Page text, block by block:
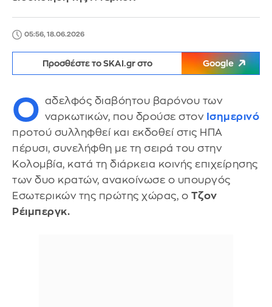
05:56, 18.06.2026
Προσθέστε το SKAI.gr στο Google
Ο αδελφός διαβόητου βαρόνου των
ναρκωτικών, που δρούσε στον Ισημερινό
προτού συλληφθεί και εκδοθεί στις ΗΠΑ
πέρυσι, συνελήφθη με τη σειρά του στην
Κολομβία, κατά τη διάρκεια κοινής επιχείρησης
των δυο κρατών, ανακοίνωσε ο υπουργός
Εσωτερικών της πρώτης χώρας, ο Τζον
Ρέιμπεργκ.